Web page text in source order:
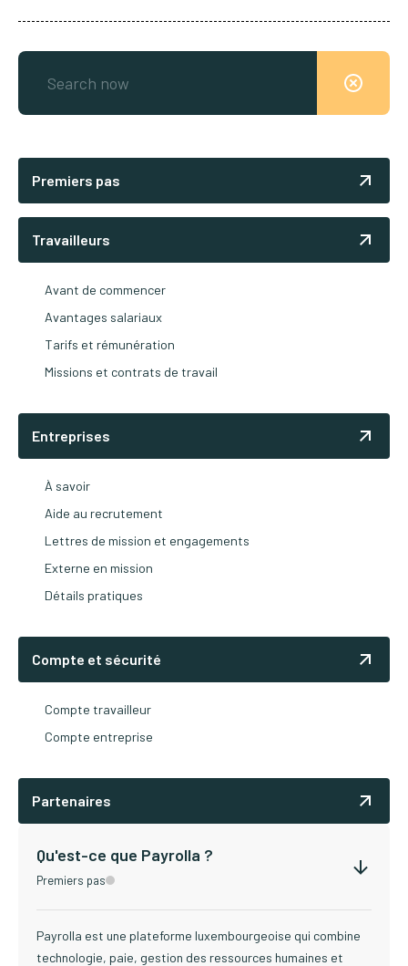
Premiers pas
Travailleurs
Avant de commencer
Avantages salariaux
Tarifs et rémunération
Missions et contrats de travail
Entreprises
À savoir
Aide au recrutement
Lettres de mission et engagements
Externe en mission
Détails pratiques
Compte et sécurité
Compte travailleur
Compte entreprise
Partenaires
Qu'est-ce que Payrolla ?
Premiers pas
Payrolla est une plateforme luxembourgeoise qui combine
technologie, paie, gestion des ressources humaines et